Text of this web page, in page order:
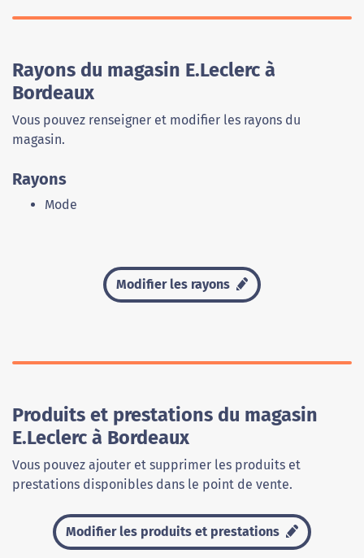
Rayons du magasin E.Leclerc à
Bordeaux
Vous pouvez renseigner et modifier les rayons du
magasin.
Rayons
Mode
Modifier les rayons
Produits et prestations du magasin
E.Leclerc à Bordeaux
Vous pouvez ajouter et supprimer les produits et
prestations disponibles dans le point de vente.
Modifier les produits et prestations